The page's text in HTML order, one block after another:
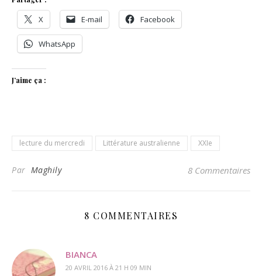
X E-mail Facebook
WhatsApp
J’aime ça :
lecture du mercredi Littérature australienne XXIe
Par Maghily 8 Commentaires
8 COMMENTAIRES
BIANCA
20 AVRIL 2016 À 21 H 09 MIN